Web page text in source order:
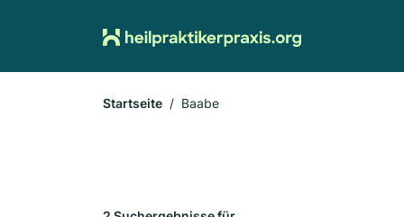
Startseite Baabe